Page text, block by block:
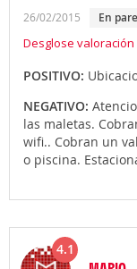
26/02/2015 en
Desglose valoración
POSITIVO:
NEGATIVO:
las maletas.
wifi.. Cobran un
o piscina.
4.1